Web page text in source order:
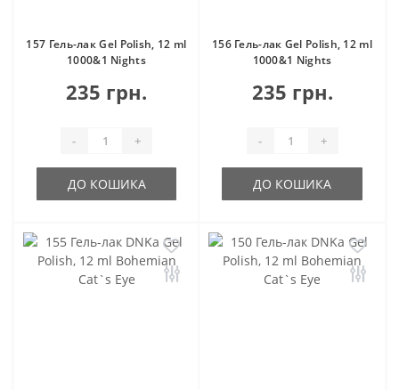
157 Гель-лак Gel Polish, 12 ml
1000&1 Nights
235 грн.
- +
ДО КОШИКА
156 Гель-лак Gel Polish, 12 ml
1000&1 Nights
235 грн.
- +
ДО КОШИКА